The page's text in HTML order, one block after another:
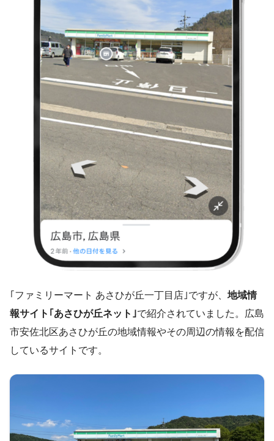
｢ファミリーマート あさひが丘一丁目店｣ですが、 地域情
報サイト｢あさひが丘ネット｣で紹介されていました。広島
市安佐北区あさひが丘の地域情報やその周辺の情報を配信
しているサイトです。